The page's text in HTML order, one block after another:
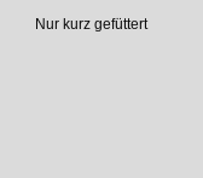
Nur kurz gefüttert